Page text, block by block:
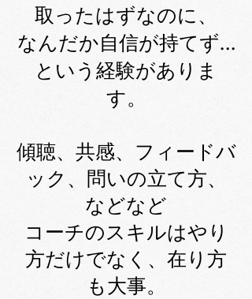
取ったはずなのに、
なんだか自信が持てず…
という経験がありま
す。
傾聴、共感、フィードバ
ック、問いの立て方、
などなど
コーチのスキルはやり
方だけでなく、在り方
も大事。